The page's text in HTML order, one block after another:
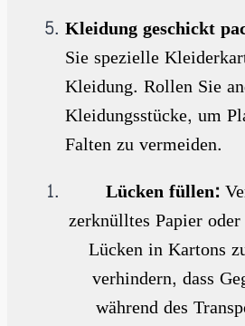
Kleidung geschickt
Sie spezielle
Kleidung. Rollen Sie
Kleidungsstücke, um
Falten zu vermeiden.
Lücken füllen:
zerknülltes Papier
Lücken in Kartons
verhindern, dass
während des